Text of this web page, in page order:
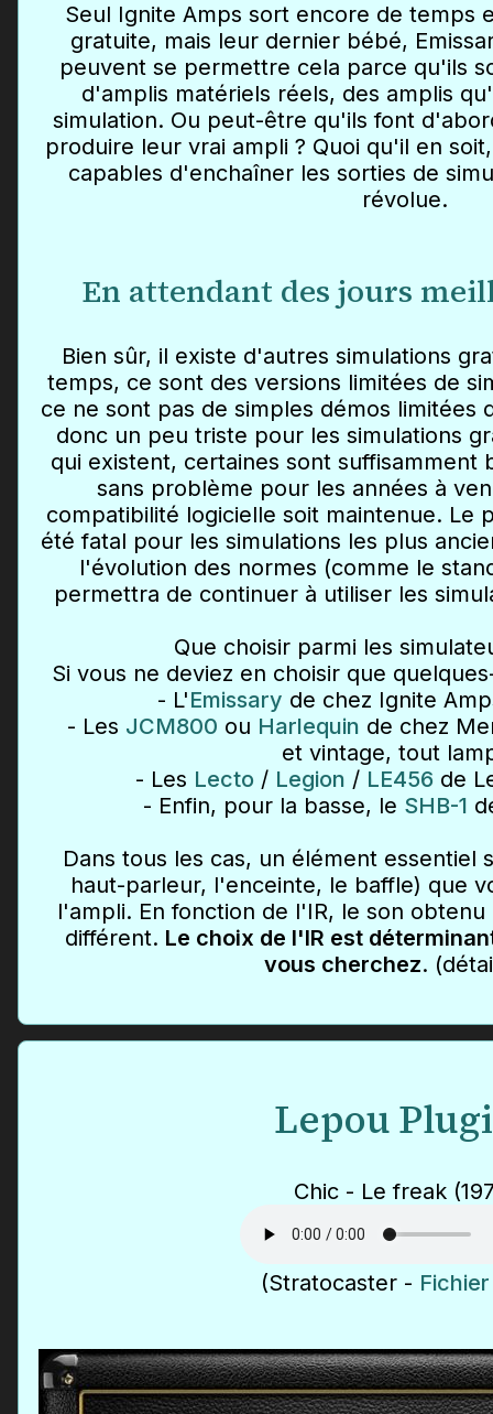
Seul Ignite Amps sort encore de temps
gratuite, mais leur dernier bébé,
peuvent se permettre cela parce qu'ils
d'amplis matériels réels, des amplis
simulation. Ou peut-être qu'ils font
produire leur vrai ampli ? Quoi qu'il en
capables d'enchaîner les sorties de
révolue.
En attendant des jours
Bien sûr, il existe d'autres simulations
temps, ce sont des versions limitées de
ce ne sont pas de simples démos limitées
donc un peu triste pour les simulations
qui existent, certaines sont suffisamment
sans problème pour les années à
compatibilité logicielle soit maintenue. Le
été fatal pour les simulations les plus
l'évolution des normes (comme le
permettra de continuer à utiliser les
Que choisir parmi les
Si vous ne deviez en choisir que
- L'Emissary de chez Ignite
- Les JCM800 ou Harlequin de chez
et vintage, tout
- Les Lecto / Legion / LE456 de
- Enfin, pour la basse, le SHB-1
Dans tous les cas, un élément essentiel
haut-parleur, l'enceinte, le baffle) que
l'ampli. En fonction de l'IR, le son
différent. Le choix de l'IR est
vous cherchez.
Lepou
Chic - Le freak
(Stratocaster -